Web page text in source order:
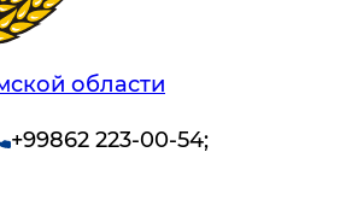
области
+99862 223-00-54;